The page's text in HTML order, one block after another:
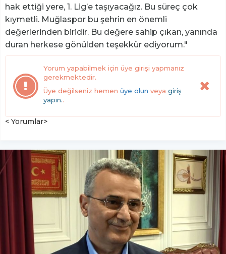
hak ettiği yere, 1. Lig’e taşıyacağız. Bu süreç çok
kıymetli. Muğlaspor bu şehrin en önemli
değerlerinden biridir. Bu değere sahip çıkan, yanında
duran herkese gönülden teşekkür ediyorum."
Yorum yapabilmek için üye girişi yapmanız
gerekmektedir.
Üye değilseniz hemen üye olun veya giriş
yapın..
< Yorumlar>